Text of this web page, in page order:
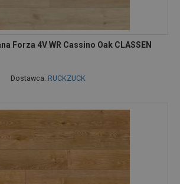
Forza 4V WR Cassino Oak CLASSEN
Dostawca: RUCKZUCK